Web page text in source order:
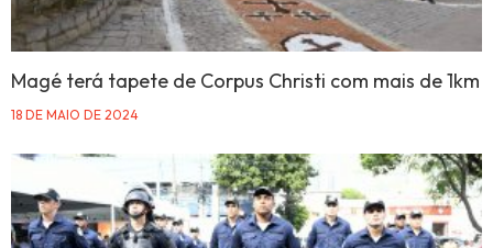
Magé terá tapete de Corpus Christi com mais de 1km
18 DE MAIO DE 2024